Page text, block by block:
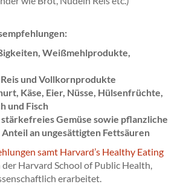
Weißmehlprodukte,
und Vollkornprodukte
Käse, Eier, Nüsse, Hülsenfrüchte,
und Fisch
Gemüse sowie pflanzliche
an ungesättigten Fettsäuren
samt Harvard’s Healthy Eating
Harvard School of Public Health,
erarbeitet.